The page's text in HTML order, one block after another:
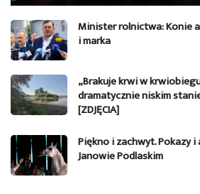
Minister rolnictwa: Konie
i marka
„Brakuje krwi w
dramatycznie niskim
[ZDJĘCIA]
Piękno i zachwyt. Pokazy
Janowie Podlaskim